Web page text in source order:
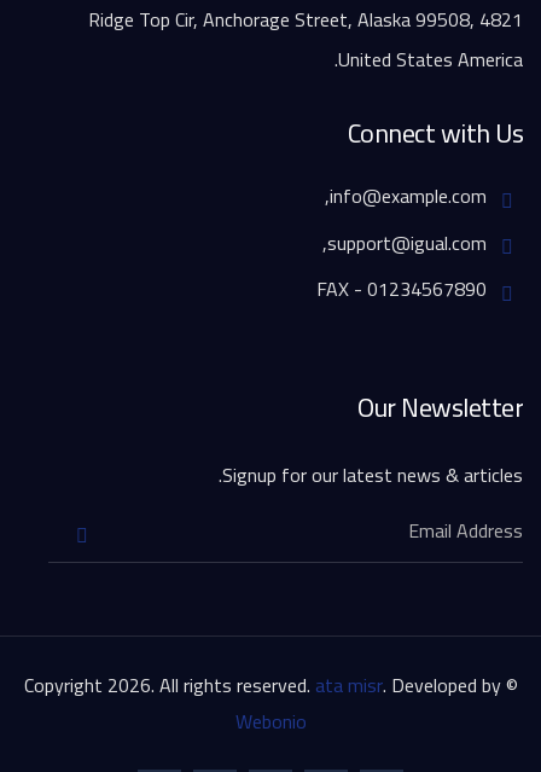
4821 Ridge Top Cir, Anchorage Street, Alaska 99508,
United States America.
Connect with Us
Our Newsletter
Signup for our latest news & articles.
© Copyright 2026. All rights reserved.
ata misr. Developed by
Webonio